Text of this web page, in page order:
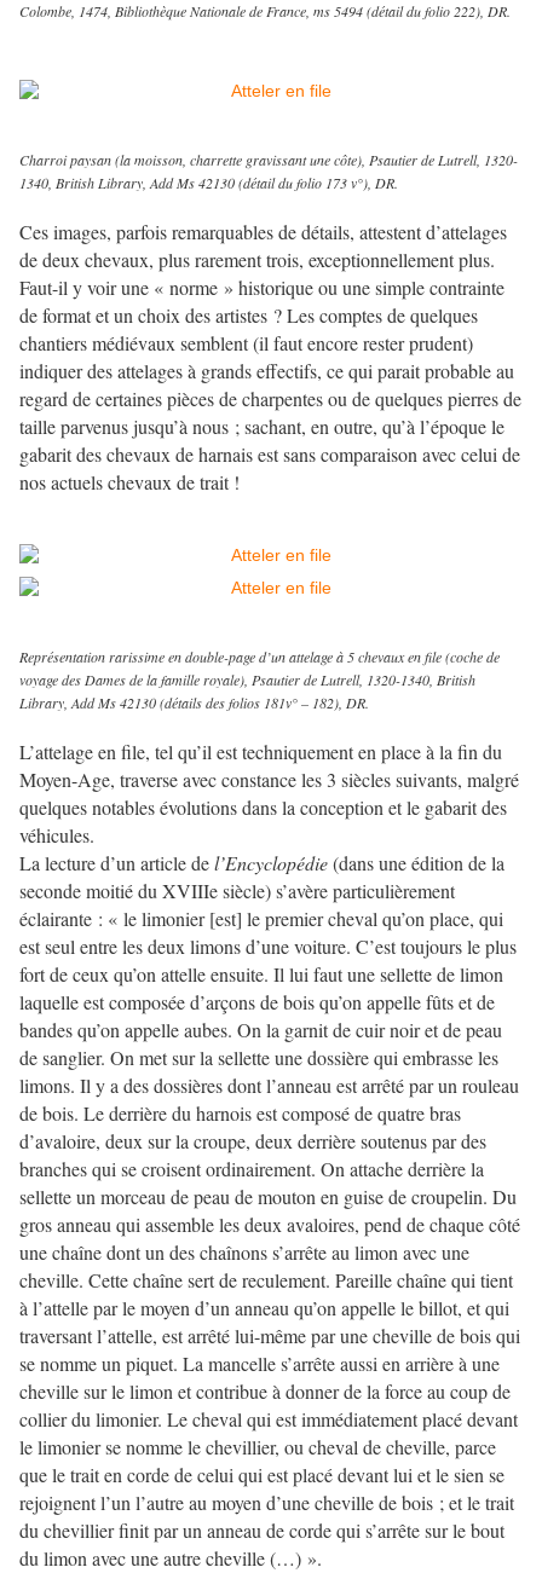
Colombe, 1474, Bibliothèque Nationale de France, ms 5494 (détail du folio 222), DR.
Charroi paysan (la moisson, charrette gravissant une côte), Psautier de Lutrell, 1320-
1340, British Library, Add Ms 42130 (détail du folio 173 v°), DR.
Ces images, parfois remarquables de détails, attestent d’attelages
de deux chevaux, plus rarement trois, exceptionnellement plus.
Faut-il y voir une « norme » historique ou une simple contrainte
de format et un choix des artistes ? Les comptes de quelques
chantiers médiévaux semblent (il faut encore rester prudent)
indiquer des attelages à grands effectifs, ce qui parait probable au
regard de certaines pièces de charpentes ou de quelques pierres de
taille parvenus jusqu’à nous ; sachant, en outre, qu’à l’époque le
gabarit des chevaux de harnais est sans comparaison avec celui de
nos actuels chevaux de trait !
Représentation rarissime en double-page d’un attelage à 5 chevaux en file (coche de
voyage des Dames de la famille royale), Psautier de Lutrell, 1320-1340, British
Library, Add Ms 42130 (détails des folios 181v° – 182), DR.
L’attelage en file, tel qu’il est techniquement en place à la fin du
Moyen-Age, traverse avec constance les 3 siècles suivants, malgré
quelques notables évolutions dans la conception et le gabarit des
véhicules.
La lecture d’un article del’Encyclopédie(dans une édition de la
seconde moitié du XVIIIe siècle) s’avère particulièrement
éclairante : « le limonier [est] le premier cheval qu’on place, qui
est seul entre les deux limons d’une voiture. C’est toujours le plus
fort de ceux qu’on attelle ensuite. Il lui faut une sellette de limon
laquelle est composée d’arçons de bois qu’on appelle fûts et de
bandes qu’on appelle aubes. On la garnit de cuir noir et de peau
de sanglier. On met sur la sellette une dossière qui embrasse les
limons. Il y a des dossières dont l’anneau est arrêté par un rouleau
de bois. Le derrière du harnois est composé de quatre bras
d’avaloire, deux sur la croupe, deux derrière soutenus par des
branches qui se croisent ordinairement. On attache derrière la
sellette un morceau de peau de mouton en guise de croupelin. Du
gros anneau qui assemble les deux avaloires, pend de chaque côté
une chaîne dont un des chaînons s’arrête au limon avec une
cheville. Cette chaîne sert de reculement. Pareille chaîne qui tient
à l’attelle par le moyen d’un anneau qu’on appelle le billot, et qui
traversant l’attelle, est arrêté lui-même par une cheville de bois qui
se nomme un piquet. La mancelle s’arrête aussi en arrière à une
cheville sur le limon et contribue à donner de la force au coup de
collier du limonier. Le cheval qui est immédiatement placé devant
le limonier se nomme le chevillier, ou cheval de cheville, parce
que le trait en corde de celui qui est placé devant lui et le sien se
rejoignent l’un l’autre au moyen d’une cheville de bois ; et le trait
du chevillier finit par un anneau de corde qui s’arrête sur le bout
du limon avec une autre cheville (…) ».